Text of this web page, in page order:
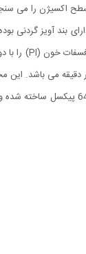
اکسیژن را می